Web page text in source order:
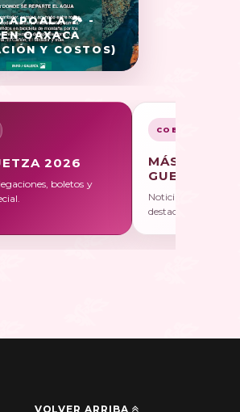
APOALA 🏞️ -
OAXACA
Y COSTOS)
2026
boletos y
COBERTURA
MÁS SOBRE
Noticias, galerías y
destacadas.
VOLVER ARRIBA